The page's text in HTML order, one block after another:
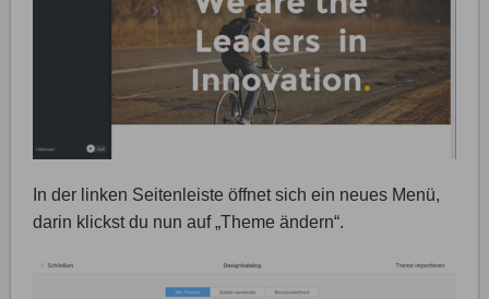
In der linken Seitenleiste öffnet sich ein neues Menü,
darin klickst du nun auf „Theme ändern“.